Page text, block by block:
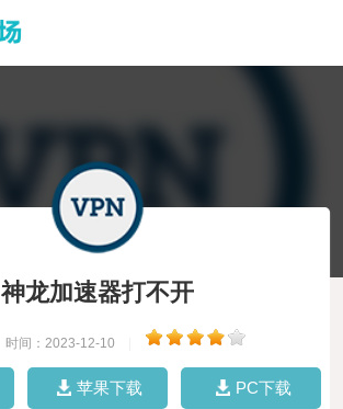
神龙加速器打不开
时间：2023-12-10
苹果下载 PC下载